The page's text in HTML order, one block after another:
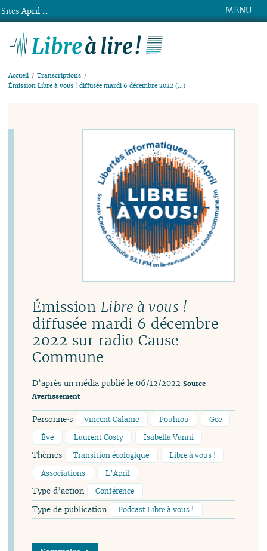
MENU
Accueil
Transcriptions
Émission Libre à vous ! diffusée mardi 6 décembre 2022 (…)
Émission Libre à vous !
diffusée mardi 6 décembre
2022 sur radio Cause
Commune
D’après un média publié le 06/12/2022 Source
Avertissement
Personne·s Vincent Calame Pouhiou
Gee
Ève
Laurent Costy Isabella Vanni
Thèmes Transition écologique
Libre à vous !
Associations
L’April
Type d’action Conférence
Type de publication Podcast Libre à vous !
Sites April ...